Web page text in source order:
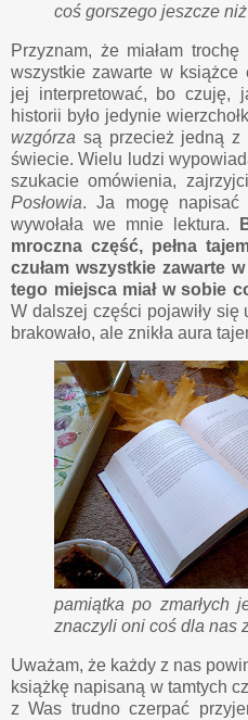
coś gorszego jeszcze
Przyznam, że miałam
wszystkie zawarte w książce
jej interpretować, bo czuję,
historii było jedynie
wzgórza są przecież jedną z
świecie. Wielu ludzi
szukacie omówienia,
Posłowia. Ja mogę napisać
wywołała we mnie lektura.
mroczna część, pełna
czułam wszystkie zawarte
tego miejsca miał w sobie
W dalszej części pojawiły się
brakowało, ale znikła aura
pamiątka po zmarłych
znaczyli oni coś dla nas
Uważam, że każdy z nas
książkę napisaną w tamtych
z Was trudno czerpać